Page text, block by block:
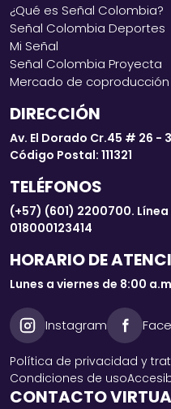
¿Qué es Señal Colombia?
Señal Colombia Deportes
Mi Señal
Señal Colombia Proyecta
Mercado de coproducción
DIRECCIÓN
Av. El Dorado Cr.45 # 26 -
Código Postal: 111321
TELÉFONOS
(+57) (601) 2200700.
018000123414
HORARIO DE
Lunes a viernes de 8:00
Instagram
Política de privacidad y
Condiciones de uso
CONTACTO